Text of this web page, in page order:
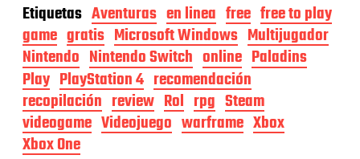
Etiquetas Aventuras en linea free free to play
game gratis Microsoft Windows Multijugador
Nintendo Nintendo Switch online Paladins
Play PlayStation 4 recomendación
recopilación review Rol rpg Steam
videogame Videojuego warframe Xbox
Xbox One